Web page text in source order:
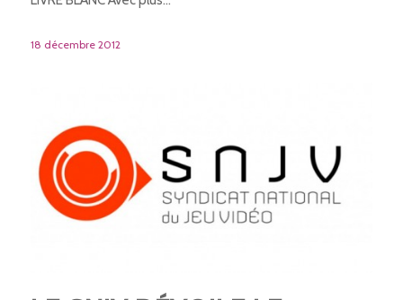
18 décembre 2012